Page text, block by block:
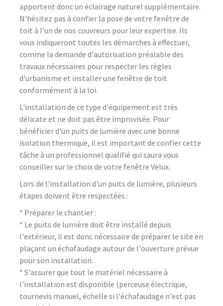
apportent donc un éclairage naturel supplémentaire.
N'hésitez pas à confier la pose de votre fenêtre de
toit à l'un de nos couvreurs pour leur expertise. Ils
vous indiqueront toutes les démarches à effectuer,
comme la demande d'autorisation préalable des
travaux nécessaires pour respecter les règles
d'urbanisme et installer une fenêtre de toit
conformément à la loi.
L'installation de ce type d'équipement est très
délicate et ne doit pas être improvisée. Pour
bénéficier d'un puits de lumière avec une bonne
isolation thermique, il est important de confier cette
tâche à un professionnel qualifié qui saura vous
conseiller sur le choix de votre fenêtre Velux.
Lors de l'installation d'un puits de lumière, plusieurs
étapes doivent être respectées :
* Préparer le chantier :
* Le puits de lumière doit être installé depuis
l'extérieur, il est donc nécessaire de préparer le site en
plaçant un échafaudage autour de l'ouverture prévue
pour son installation.
* S'assurer que tout le matériel nécessaire à
l'installation est disponible (perceuse électrique,
tournevis manuel, échelle si l'échafaudage n'est pas